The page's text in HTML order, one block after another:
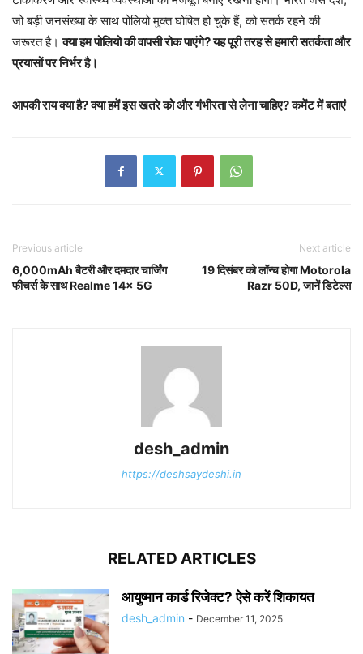
जो बड़ी जनसंख्या के साथ पोलियो मुक्त घोषित हो चुके हैं, को सतर्क रहने की
जरूरत है।क्या हम पोलियो की वापसी रोक पाएंगे? यह पूरी तरह से हमारी सतर्कता और
प्रयासों पर निर्भर है।
आपकी राय क्या है? क्या हमें इस खतरे को और गंभीरता से लेना चाहिए? कमेंट में बताएं
Previous article
6,000mAh बैटरी और दमदार चार्जिंग
फीचर्स के साथ Realme 14x 5G
Next article
19 दिसंबर को लॉन्च होगा Motorola
Razr 50D, जानें डिटेल्स
desh_admin
https://deshsaydeshi.in
RELATED ARTICLES
आयुष्मान कार्ड रिजेक्ट? ऐसे करें शिकायत
desh_admin - December 11, 2025